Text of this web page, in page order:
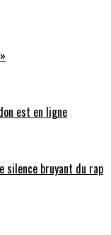
est en ligne
silence bruyant du rap